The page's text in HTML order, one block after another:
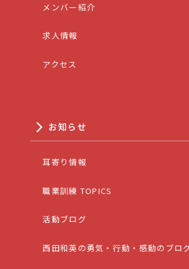
メンバー紹介
求人情報
アクセス
お知らせ
耳寄り情報
職業訓練 TOPICS
活動ブログ
西田和英の勇気・行動・感動のブロ